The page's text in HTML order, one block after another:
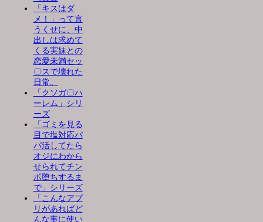
「キスはダ
メ！」って言
うくせに、中
出しは求めて
くる実妹との
恋愛未満セッ
〇スで壊れた
日常。
「クソガ〇ハ
ーレム」シリ
ーズ
「ゴミを見る
目で塩対応パ
パ活してたら
オジにわから
せられてチン
ポ堕ちするま
で」シリーズ
「こんなアプ
リがあればど
んな事に使い